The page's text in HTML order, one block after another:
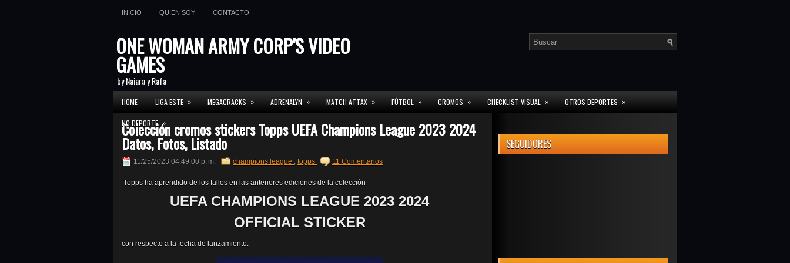
INICIO QUIEN SOY CONTACTO
ONE WOMAN ARMY CORP'S VIDEO
GAMES
by Naiara y Rafa
HOME LIGA ESTE » MEGACRACKS » ADRENALYN » MATCH ATTAX » FÚTBOL » CROMOS » CHECKLIST VISUAL » OTROS DEPORTES »
NO DEPORTE »
Colección cromos stickers Topps UEFA Champions League 2023 2024
Datos, Fotos, Listado
11/25/2023 04:49:00 p. m. champions league , topps 11 Comentarios
Topps ha aprendido de los fallos en las anteriores ediciones de la colección
UEFA CHAMPIONS LEAGUE 2023 2024
OFFICIAL STICKER
con respecto a la fecha de lanzamiento.
SEGUIDORES